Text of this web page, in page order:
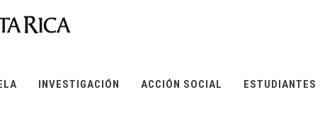
INVESTIGACIÓN ACCIÓN SOCIAL ESTUDIANTES